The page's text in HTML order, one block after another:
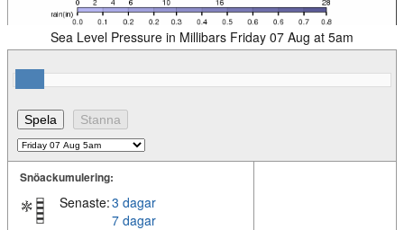
Sea Level Pressure in Millibars Friday 07 Aug at 5am
Snöackumulering:
Senaste:3 dagar
7 dagar